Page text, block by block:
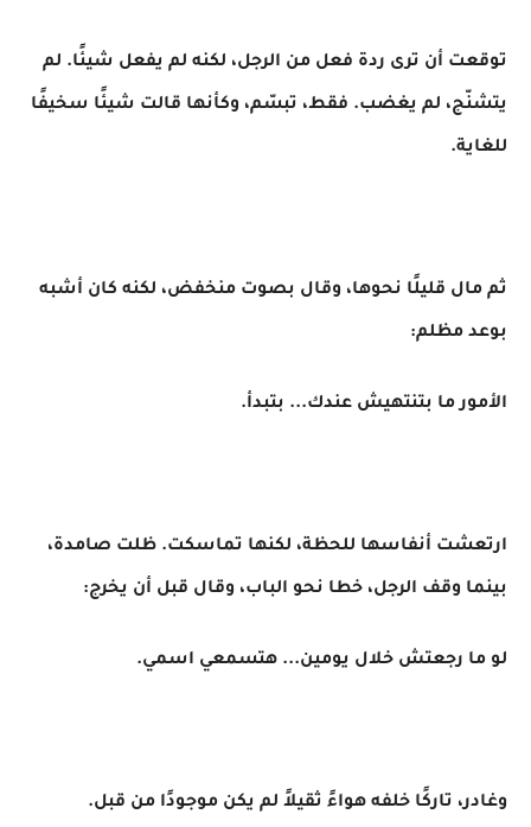
توقعت أن ترى ردة فعل من الرجل، لكنه لم يفعل شيئًا. لم
يتشنّج، لم يغضب. فقط، تبسّم، وكأنها قالت شيئًا سخيفًا
للغاية.
ثم مال قليلًا نحوها، وقال بصوت منخفض، لكنه كان أشبه
بوعد مظلم:
الأمور ما بتنتهيش عندك... بتبدأ.
ارتعشت أنفاسها للحظة، لكنها تماسكت. ظلت صامدة،
بينما وقف الرجل، خطا نحو الباب، وقال قبل أن يخرج:
لو ما رجعتش خلال يومين... هتسمعي اسمي.
وغادر، تاركًا خلفه هواءً ثقيلاً لم يكن موجودًا من قبل.